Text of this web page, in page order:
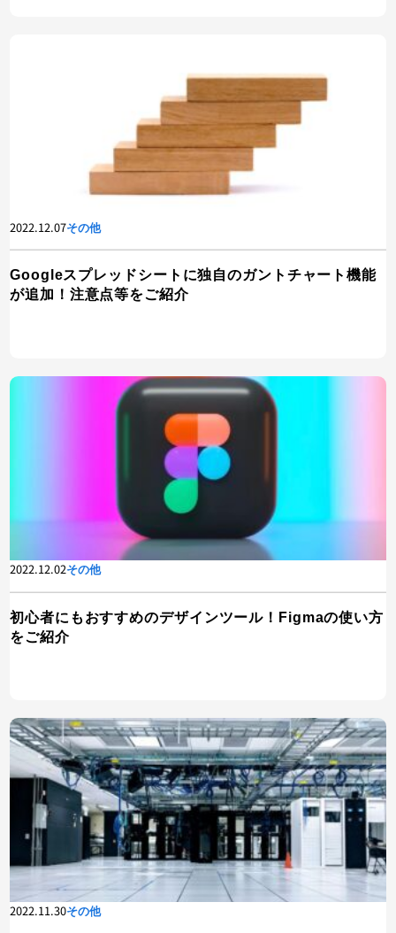
2022.12.07その他
Googleスプレッドシートに独自のガントチャート機能
が追加！注意点等をご紹介
2022.12.02その他
初心者にもおすすめのデザインツール！Figmaの使い方
をご紹介
2022.11.30その他